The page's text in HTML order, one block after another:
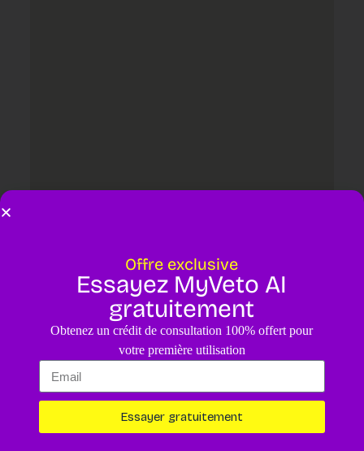
Laisser un commentaire
Votre adresse e-mail ne sera pas publiée. Les champs obligatoires
sont indiqués avec*
Nom
Offre exclusive
Essayez MyVeto AI
gratuitement
Obtenez un crédit de consultation 100% offert pour
votre première utilisation
Essayer gratuitement